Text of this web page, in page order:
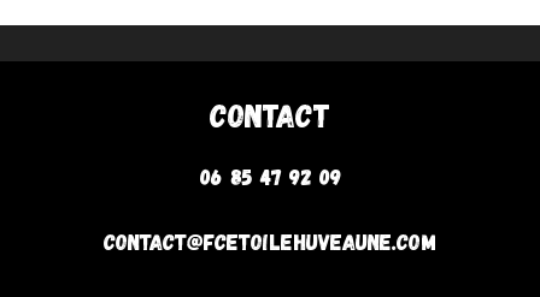
Contact
06 85 47 92 09
contact@fcetoilehuveaune.com